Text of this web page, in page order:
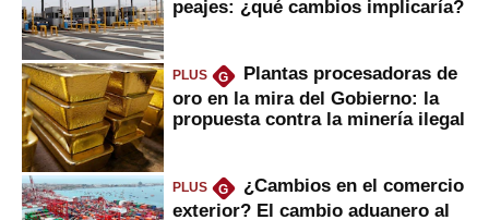
peajes: ¿qué cambios implicaría?
PLUS G
Plantas procesadoras de
oro en la mira del Gobierno: la
propuesta contra la minería ilegal
PLUS G
¿Cambios en el comercio
exterior? El cambio aduanero al